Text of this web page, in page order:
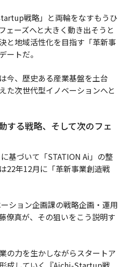
戦略」と両輪をなすもうひ
ェーズへと大きく動き出そうと
と地域活性化を目指す「革新事
ートだ。
今、歴史ある産業基盤を土台
た次世代型イノベーションへと
する戦略、そして次のフェ
基づいて「STATION Ai」の整
22年12月に「革新事業創造戦
ション企画課の戦略企画・運用
僚真が、その狙いをこう説明す
の力を生かしながらスタートア